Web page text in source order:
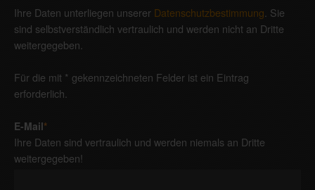
Ihre Daten unterliegen unserer Datenschutzbestimmung . Sie
sind selbstverständlich vertraulich und werden nicht an Dritte
weitergegeben.
Für die mit * gekennzeichneten Felder ist ein Eintrag
erforderlich.
E-Mail*
Ihre Daten sind vertraulich und werden niemals an Dritte
weitergegeben!